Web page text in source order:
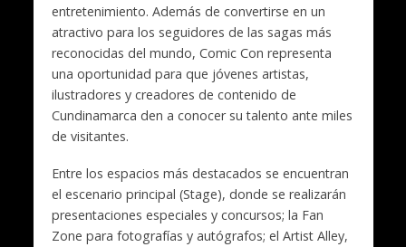
entretenimiento. Además de convertirse en un
atractivo para los seguidores de las sagas más
reconocidas del mundo, Comic Con representa
una oportunidad para que jóvenes artistas,
ilustradores y creadores de contenido de
Cundinamarca den a conocer su talento ante miles
de visitantes.
Entre los espacios más destacados se encuentran
el escenario principal (Stage), donde se realizarán
presentaciones especiales y concursos; la Fan
Zone para fotografías y autógrafos; el Artist Alley,